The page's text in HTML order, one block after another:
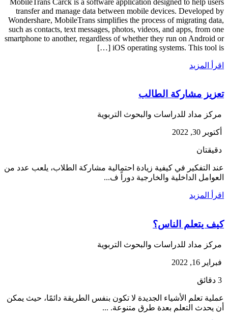
transfer and manage data between mobile devices. Developed by
Wondershare, MobileTrans simplifies the process of migrating data,
such as contacts, text messages, photos, videos, and apps, from one
smartphone to another, regardless of whether they run on Android or
iOS operating systems. This tool is […]
اقرأ المزيد
تعزيز مشاركة الطالب
مركز مداد للدراسات والبحوث التربوية
أكتوبر 30, 2022
دقيقتان
عند التفكير في كيفية زيادة احتمالية مشاركة الطلاب، يلعب عدد من
العوامل الداخلية والخارجية دوراً ف...
اقرأ المزيد
كيف يتعلم الناس؟
مركز مداد للدراسات والبحوث التربوية
فبراير 16, 2022
عملية تعلم الأشياء الجديدة لا تكون بنفس الطريقة دائمًا، حيث يمكن
أن يحدث التعلم بعدة طرق متنوعة. ...